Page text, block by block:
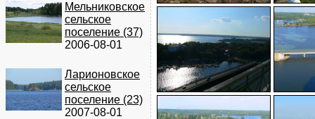
Мельниковское
сельское
поселение (37)
2006-08-01
Ларионовское
сельское
поселение (23)
2007-08-01